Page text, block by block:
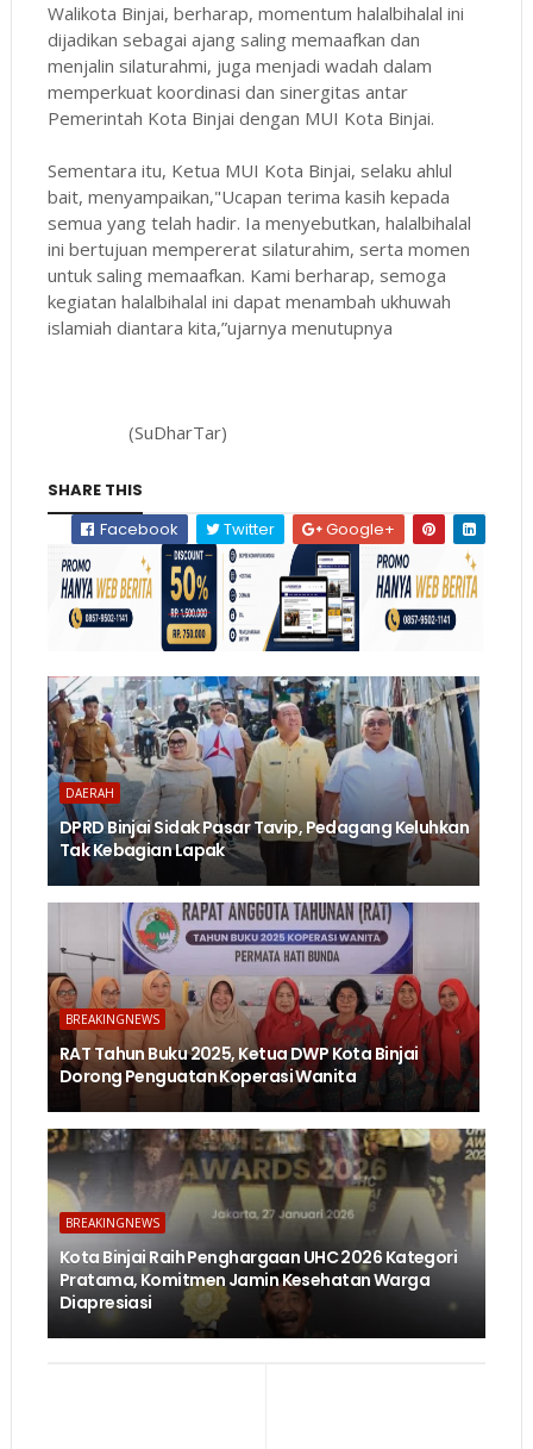
Walikota Binjai, berharap, momentum halalbihalal ini
dijadikan sebagai ajang saling memaafkan dan
menjalin silaturahmi, juga menjadi wadah dalam
memperkuat koordinasi dan sinergitas antar
Pemerintah Kota Binjai dengan MUI Kota Binjai.
Sementara itu, Ketua MUI Kota Binjai, selaku ahlul
bait, menyampaikan,"Ucapan terima kasih kepada
semua yang telah hadir. Ia menyebutkan, halalbihalal
ini bertujuan mempererat silaturahim, serta momen
untuk saling memaafkan. Kami berharap, semoga
kegiatan halalbihalal ini dapat menambah ukhuwah
islamiah diantara kita,”ujarnya menutupnya
(SuDharTar)
SHARE THIS
Facebook
Twitter Google+
DAERAH
DPRD Binjai Sidak Pasar Tavip, Pedagang Keluhkan
Tak Kebagian Lapak
BREAKINGNEWS
RAT Tahun Buku 2025, Ketua DWP Kota Binjai
Dorong Penguatan Koperasi Wanita
BREAKINGNEWS
Kota Binjai Raih Penghargaan UHC 2026 Kategori
Pratama, Komitmen Jamin Kesehatan Warga
Diapresiasi